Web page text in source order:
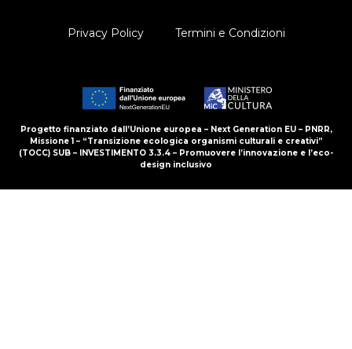
Privacy Policy Termini e Condizioni
Progetto finanziato dall’Unione europea – Next Generation EU – PNRR,
Missione 1 – “Transizione ecologica organismi culturali e creativi”
(TOCC) SUB – INVESTIMENTO 3.3.4 – Promuovere l’innovazione e l’eco-
design inclusivo